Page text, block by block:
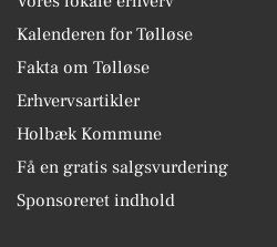
Kalenderen for Tølløse
Fakta om Tølløse
Erhvervsartikler
Holbæk Kommune
Få en gratis salgsvurdering
Sponsoreret indhold